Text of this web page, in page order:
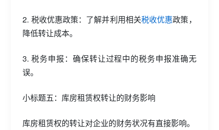
2. 税收优惠政策：了解并利用相关税收优惠政策，
降低转让成本。
3. 税务申报：确保转让过程中的税务申报准确无
误。
小标题五：库房租赁权转让的财务影响
库房租赁权的转让对企业的财务状况有直接影响。